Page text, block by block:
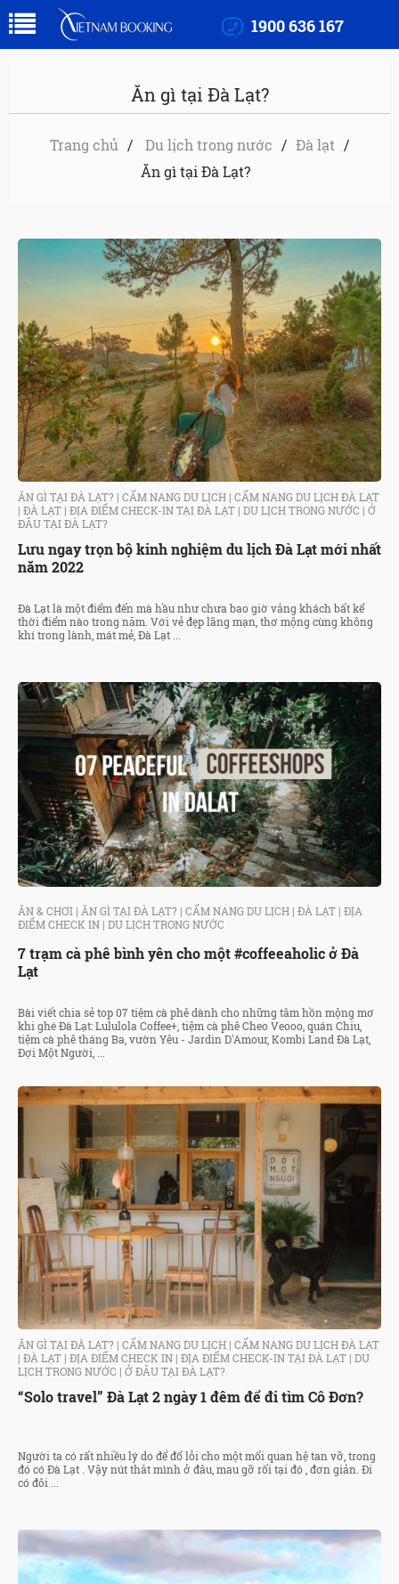
1900 636 167
Ăn gì tại Đà Lạt?
Trang chủ Du lịch trong nước
Đà lạt
Ăn gì tại Đà Lạt?
ĂN GÌ TẠI ĐÀ LẠT? | CẨM NANG DU LỊCH | CẨM NANG DU LỊCH ĐÀ LẠT
| ĐÀ LẠT | ĐỊA ĐIỂM CHECK-IN TẠI ĐÀ LẠT | DU LỊCH TRONG NƯỚC | Ở
ĐÂU TẠI ĐÀ LẠT?
Lưu ngay trọn bộ kinh nghiệm du lịch Đà Lạt mới nhất
năm 2022
Đà Lạt là một điểm đến mà hầu như chưa bao giờ vắng khách bất kể
thời điểm nào trong năm. Với vẻ đẹp lãng mạn, thơ mộng cùng không
khí trong lành, mát mẻ, Đà Lạt ...
ĂN & CHƠI | ĂN GÌ TẠI ĐÀ LẠT? | CẨM NANG DU LỊCH | ĐÀ LẠT | ĐỊA
ĐIỂM CHECK IN | DU LỊCH TRONG NƯỚC
7 trạm cà phê bình yên cho một #coffeeaholic ở Đà
Lạt
Bài viết chia sẻ top 07 tiệm cà phê dành cho những tâm hồn mộng mơ
khi ghé Đà Lạt: Lululola Coffee+, tiệm cà phê Cheo Veooo, quán Chiu,
tiệm cà phê tháng Ba, vườn Yêu - Jardin D'Amour, Kombi Land Đà Lạt,
Đợi Một Người, ...
ĂN GÌ TẠI ĐÀ LẠT? | CẨM NANG DU LỊCH | CẨM NANG DU LỊCH ĐÀ LẠT
| ĐÀ LẠT | ĐỊA ĐIỂM CHECK IN | ĐỊA ĐIỂM CHECK-IN TẠI ĐÀ LẠT | DU
LỊCH TRONG NƯỚC | Ở ĐÂU TẠI ĐÀ LẠT?
“Solo travel” Đà Lạt 2 ngày 1 đêm để đi tìm Cô Đơn?
Người ta có rất nhiều lý do để đổ lỗi cho một mối quan hệ tan vỡ, trong
đó có Đà Lạt . Vậy nút thắt mình ở đâu, mau gỡ rối tại đó , đơn giản. Đi
có đôi ...